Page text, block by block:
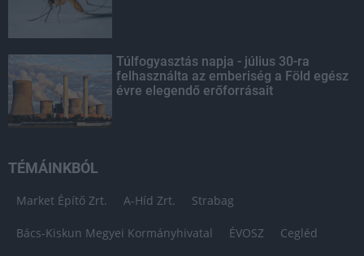
Túlfogyasztás napja - július 30-ra
felhasználta az emberiség a Föld egész
évre elegendő erőforrásait
TÉMÁINKBÓL
Market Építő Zrt. A-Híd Zrt. Strabag
Bács-Kiskun Megyei Kormányhivatal ÉVOSZ Cegléd